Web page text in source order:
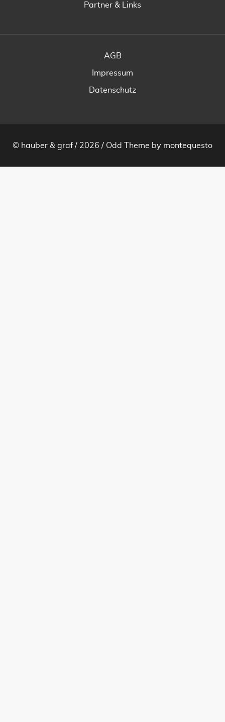
Partner & Links
AGB
Impressum
Datenschutz
© hauber & graf / 2026 / Odd Theme by montequesto